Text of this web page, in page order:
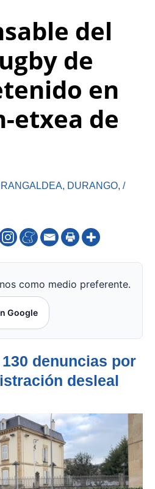
del
de
en
etxea de
, DURANGO, /
como medio preferente.
Google
denuncias por
desleal